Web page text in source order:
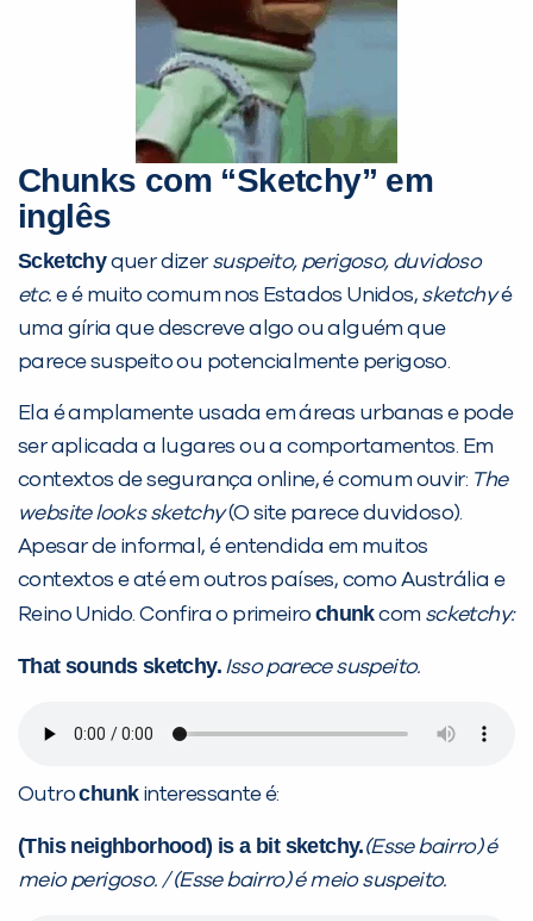
Chunks com “Sketchy” em
inglês
Scketchyquer dizersuspeito, perigoso, duvidoso
etc. e é muito comum nos Estados Unidos, sketchyé
uma gíria que descreve algo ou alguém que
parece suspeito ou potencialmente perigoso.
Ela é amplamente usada em áreas urbanas e pode
ser aplicada a lugares ou a comportamentos. Em
contextos de segurança online, é comum ouvir: The
website looks sketchy(O site parece duvidoso).
Apesar de informal, é entendida em muitos
contextos e até em outros países, como Austrália e
Reino Unido. Confira o primeiro chunkcom scketchy:
That sounds sketchy. Isso parece suspeito.
Outrochunkinteressante é:
(This neighborhood) is a bit sketchy.(Esse bairro) é
meio perigoso. / (Esse bairro) é meio suspeito.